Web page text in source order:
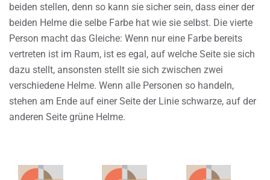
beiden stellen, denn so kann sie sicher sein, dass einer der
beiden Helme die selbe Farbe hat wie sie selbst. Die vierte
Person macht das Gleiche: Wenn nur eine Farbe bereits
vertreten ist im Raum, ist es egal, auf welche Seite sie sich
dazu stellt, ansonsten stellt sie sich zwischen zwei
verschiedene Helme. Wenn alle Personen so handeln,
stehen am Ende auf einer Seite der Linie schwarze, auf der
anderen Seite grüne Helme.